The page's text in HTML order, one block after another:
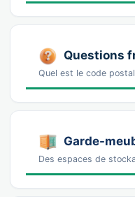
Questions
Quel est le code
Garde-
Des espaces de